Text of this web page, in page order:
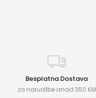
Besplatna Dostava
za narudžbe iznad 350 KM